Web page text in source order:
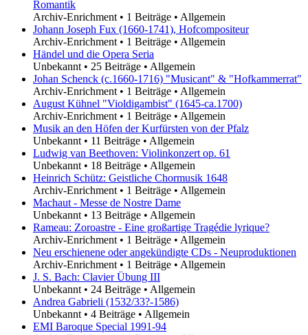
Romantik
Archiv-Enrichment • 1 Beiträge • Allgemein
Johann Joseph Fux (1660-1741), Hofcompositeur
Archiv-Enrichment • 1 Beiträge • Allgemein
Händel und die Opera Seria
Unbekannt • 25 Beiträge • Allgemein
Johan Schenck (c.1660-1716) "Musicant" & "Hofkammerrat"
Archiv-Enrichment • 1 Beiträge • Allgemein
August Kühnel "Violdigambist" (1645-ca.1700)
Archiv-Enrichment • 1 Beiträge • Allgemein
Musik an den Höfen der Kurfürsten von der Pfalz
Unbekannt • 11 Beiträge • Allgemein
Ludwig van Beethoven: Violinkonzert op. 61
Unbekannt • 18 Beiträge • Allgemein
Heinrich Schütz: Geistliche Chormusik 1648
Archiv-Enrichment • 1 Beiträge • Allgemein
Machaut - Messe de Nostre Dame
Unbekannt • 13 Beiträge • Allgemein
Rameau: Zoroastre - Eine großartige Tragédie lyrique?
Archiv-Enrichment • 1 Beiträge • Allgemein
Neu erschienene oder angekündigte CDs - Neuproduktionen
Archiv-Enrichment • 1 Beiträge • Allgemein
J. S. Bach: Clavier Übung III
Unbekannt • 24 Beiträge • Allgemein
Andrea Gabrieli (1532/33?-1586)
Unbekannt • 4 Beiträge • Allgemein
EMI Baroque Special 1991-94